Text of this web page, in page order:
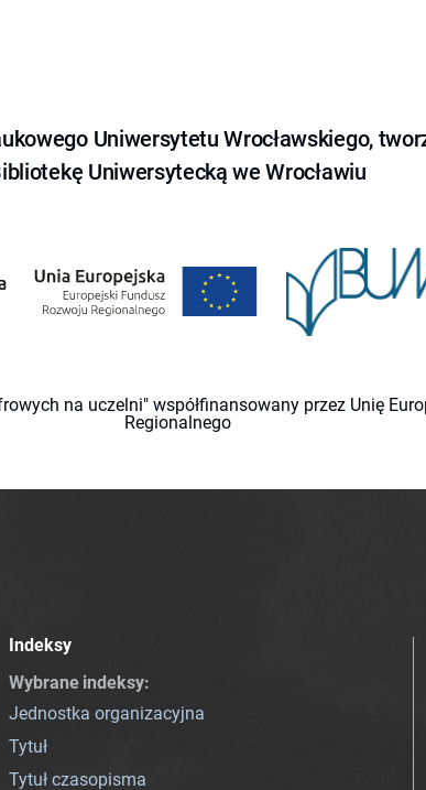
Uniwersytetu Wrocławskiego,
Uniwersytecką we Wrocławiu
na uczelni" współfinansowany przez Unię
Regionalnego
Indeksy
Wybrane indeksy:
Jednostka organizacyjna
Tytuł
Tytuł czasopisma